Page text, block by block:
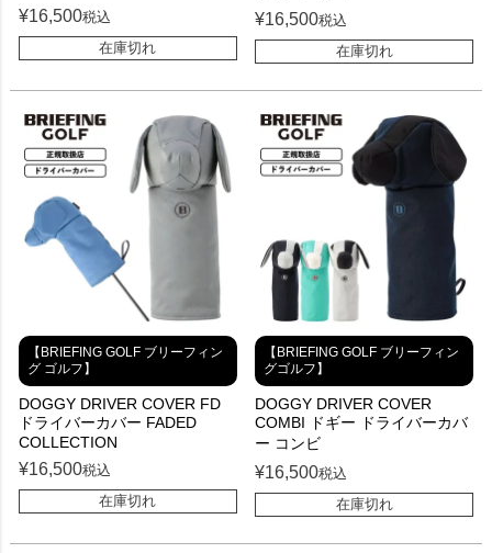
¥16,500税込
在庫切れ
¥16,500税込
在庫切れ
【BRIEFING GOLF ブリーフィン
グ ゴルフ】
DOGGY DRIVER COVER FD
ドライバーカバー FADED
COLLECTION
¥16,500税込
在庫切れ
【BRIEFING GOLF ブリーフィン
グゴルフ】
DOGGY DRIVER COVER
COMBI ドギー ドライバーカバ
ー コンビ
¥16,500税込
在庫切れ